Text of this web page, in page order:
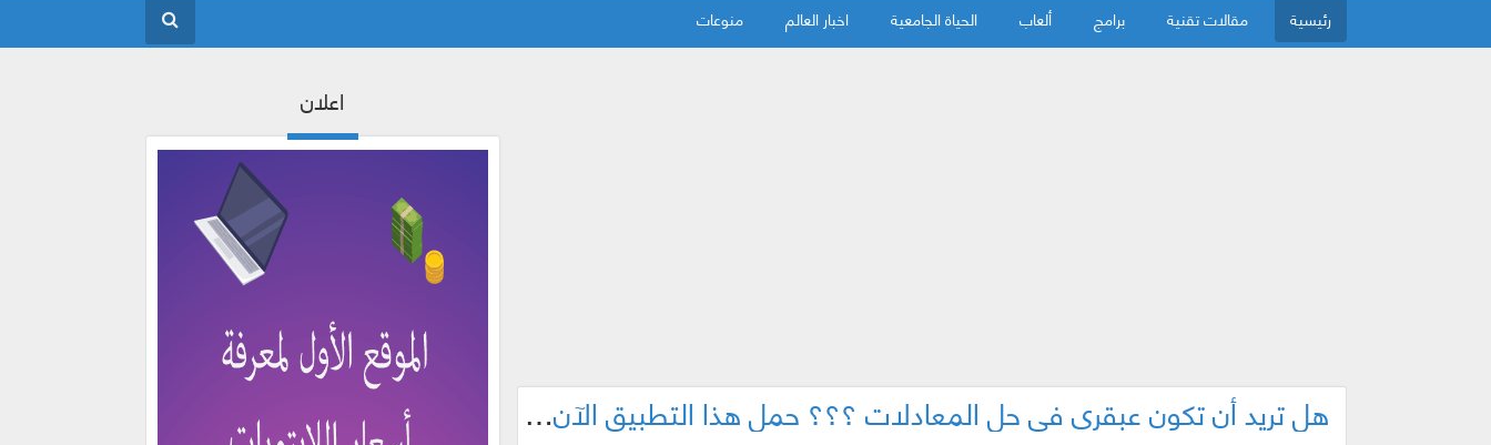
رئيسية مقالات تقنية برامج ألعاب الحياة الجامعية اخبار العالم منوعات
هل تريد أن تكون عبقري في حل المعادلات ؟؟؟ حمل هذا التطبيق الآن ( اندرويد + ايفون )
اعلان